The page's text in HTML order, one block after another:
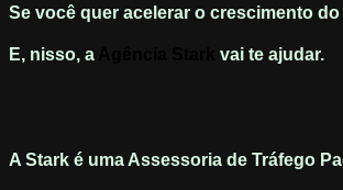
Se você quer acelerar o crescimento
E, nisso, a vai te ajudar.
A Stark é uma Assessoria de Tráfego